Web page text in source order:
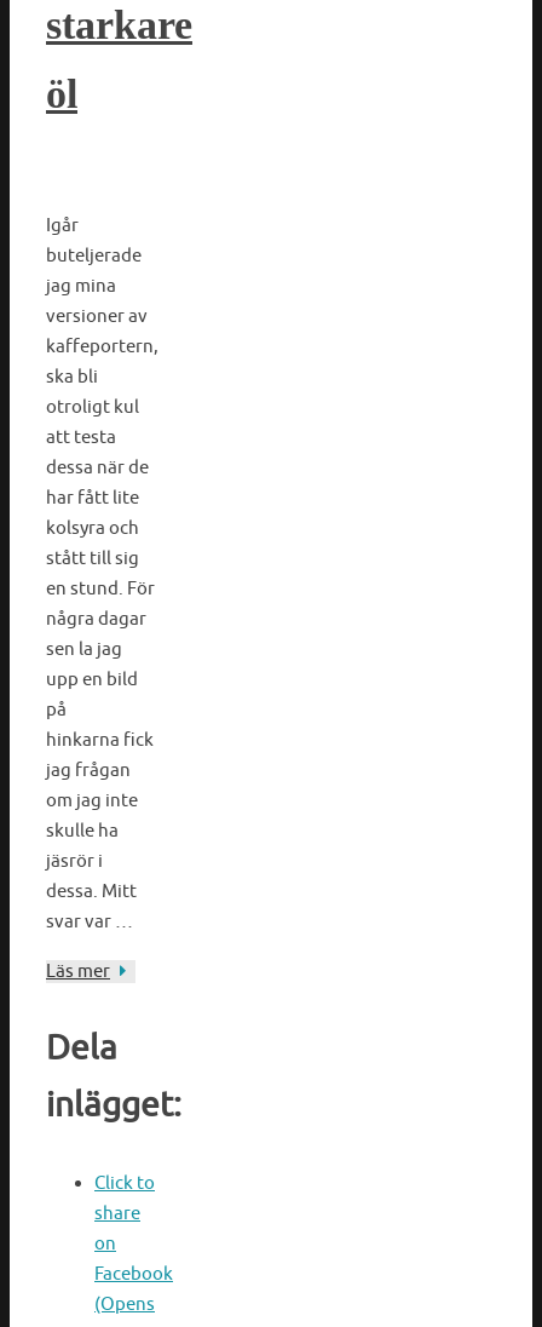
starkare
öl
Igår
buteljerade
jag mina
versioner av
kaffeportern,
ska bli
otroligt kul
att testa
dessa när de
har fått lite
kolsyra och
stått till sig
en stund. För
några dagar
sen la jag
upp en bild
på
hinkarna fick
jag frågan
om jag inte
skulle ha
jäsrör i
dessa. Mitt
svar var …
Läs mer
Dela
inlägget:
Click to
share
on
Facebook
(Opens